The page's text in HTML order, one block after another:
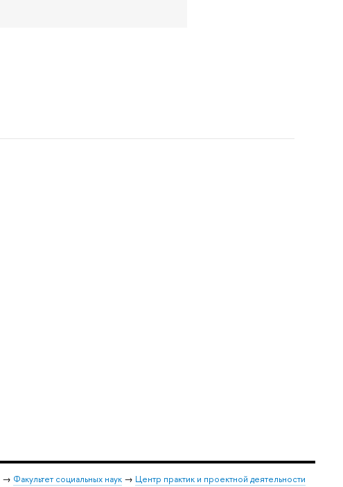
→ Факультет социальных наук → Центр практик и проектной деятельности